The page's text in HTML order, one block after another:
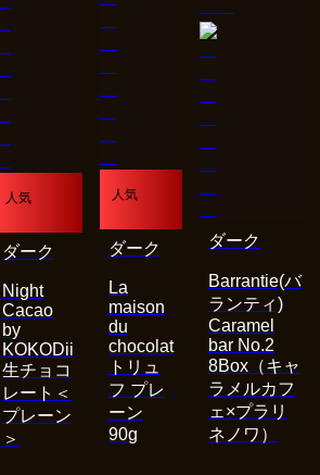
人気
Night
Cacao
by
KOKODii
生チョコ
レート＜
プレーン
＞
ダーク
人気
La
maison
du
chocolat
トリュ
フ プレ
ーン
90g
ダーク
Barrantie(バ
ランティ)
Caramel
bar No.2
8Box（キャ
ラメルカフ
ェ×プラリ
ネノワ）
ダーク